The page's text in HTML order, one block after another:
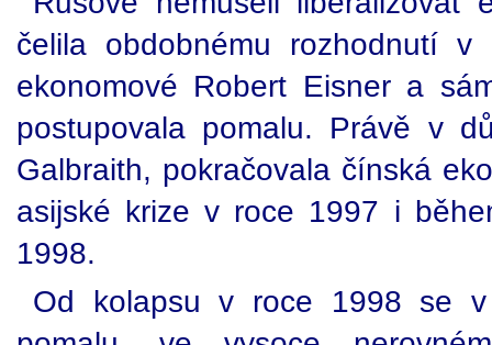
čelila obdobnému rozhodnutí
ekonomové Robert Eisner a
postupovala pomalu. Právě v
Galbraith, pokračovala čínská
asijské krize v roce 1997 i
1998.
Od kolapsu v roce 1998 se v